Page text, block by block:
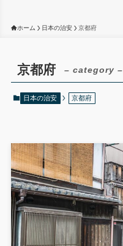
ホーム 日本の治安 京都府
京都府 – category –
日本の治安 京都府